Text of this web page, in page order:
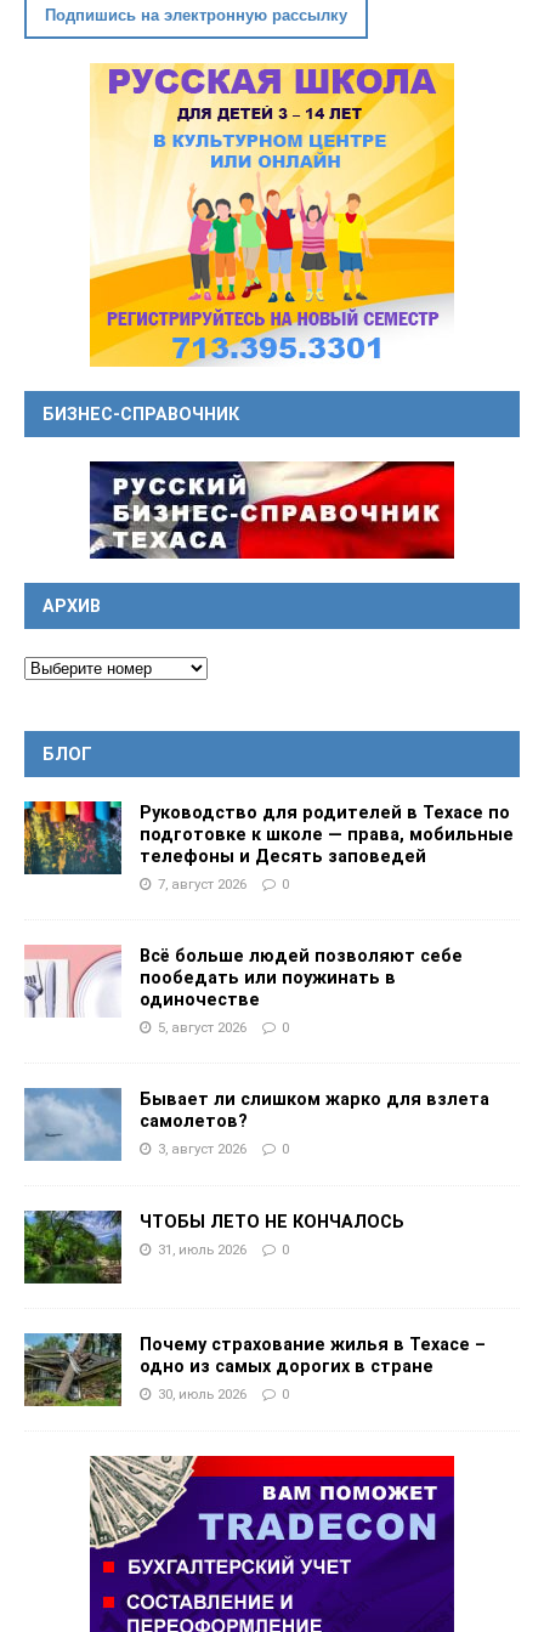
Подпишись на электронную рассылку
БИЗНЕС-СПРАВОЧНИК
АРХИВ
БЛОГ
Руководство для родителей в Техасе по
подготовке к школе — права, мобильные
телефоны и Десять заповедей
7, август 2026 0
Всё больше людей позволяют себе
пообедать или поужинать в
одиночестве
5, август 2026 0
Бывает ли слишком жарко для взлета
самолетов?
3, август 2026 0
ЧТОБЫ ЛЕТО НЕ КОНЧАЛОСЬ
31, июль 2026 0
Почему страхование жилья в Техасе –
одно из самых дорогих в стране
30, июль 2026 0